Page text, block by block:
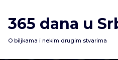
na
sadržaj
365 dana u
O biljkama i nekim drugim stvarima